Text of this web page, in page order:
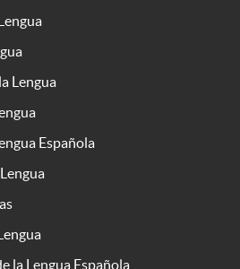
Lengua
Española
la Lengua Española